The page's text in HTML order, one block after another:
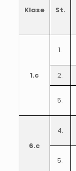
Klase St.
1.c
1.
2.
5.
6.c
4.
5.